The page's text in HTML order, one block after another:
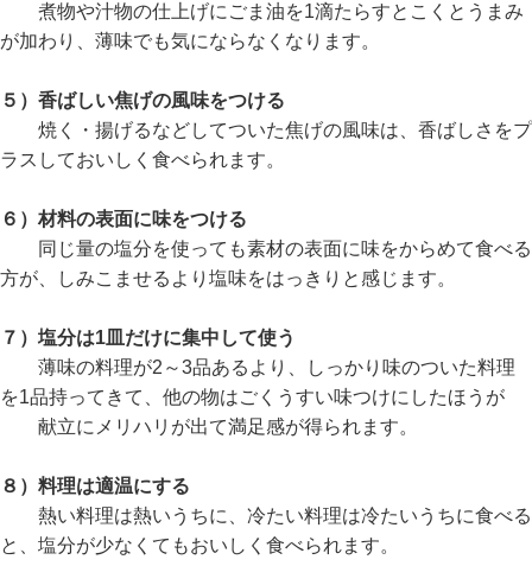
煮物や汁物の仕上げにごま油を1滴たらすとこくとうまみ
が加わり、薄味でも気にならなくなります。
５）香ばしい焦げの風味をつける
焼く・揚げるなどしてついた焦げの風味は、香ばしさをプ
ラスしておいしく食べられます。
６）材料の表面に味をつける
同じ量の塩分を使っても素材の表面に味をからめて食べる
方が、しみこませるより塩味をはっきりと感じます。
７）塩分は1皿だけに集中して使う
薄味の料理が2～3品あるより、しっかり味のついた料理
を1品持ってきて、他の物はごくうすい味つけにしたほうが
献立にメリハリが出て満足感が得られます。
８）料理は適温にする
熱い料理は熱いうちに、冷たい料理は冷たいうちに食べる
と、塩分が少なくてもおいしく食べられます。